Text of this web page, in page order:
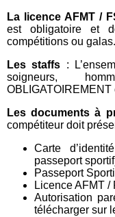
La licence AFMT /
est obligatoire et
compétitions ou galas.
Les staffs :
soigneurs,
Les documents à
compétiteur doit
Carte
passeport
Passeport
Licence AFMT
Autorisation
télécharger sur